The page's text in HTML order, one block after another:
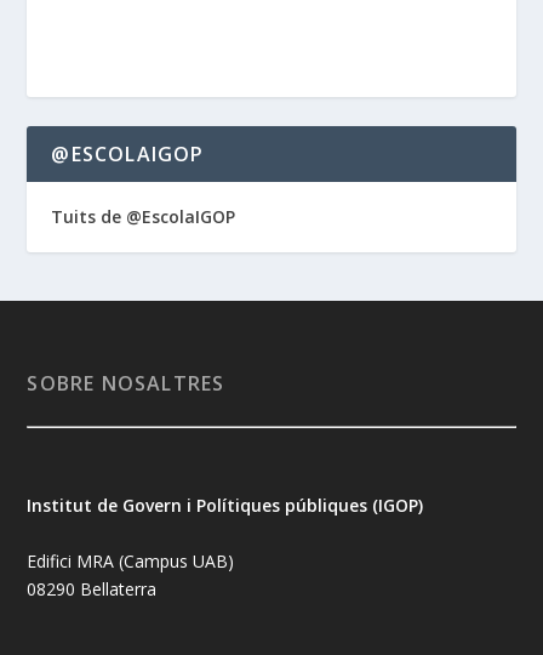
@ESCOLAIGOP
Tuits de @EscolaIGOP
SOBRE NOSALTRES
Institut de Govern i Polítiques públiques (IGOP)
Edifici MRA (Campus UAB)
08290 Bellaterra